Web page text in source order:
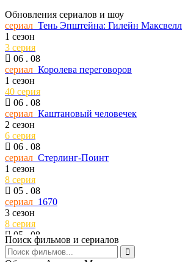
Обновления сериалов и шоу
сериал Тень Эпштейна: Гилейн Максвелл
1 сезон
3 серия
06 . 08
сериал Королева переговоров
1 сезон
40 серия
06 . 08
сериал Каштановый человечек
2 сезон
6 серия
06 . 08
сериал Стерлинг-Поинт
1 сезон
8 серия
05 . 08
сериал 1670
3 сезон
8 серия
05 . 08
сериалТемная сторона ринга
7 сезон
Поиск фильмов и сериалов